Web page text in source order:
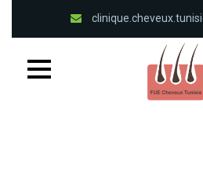
33 1 86 47
(+216) 94